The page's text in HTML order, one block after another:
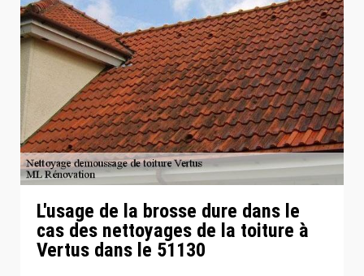
L'usage de la brosse dure dans le
cas des nettoyages de la toiture à
Vertus dans le 51130